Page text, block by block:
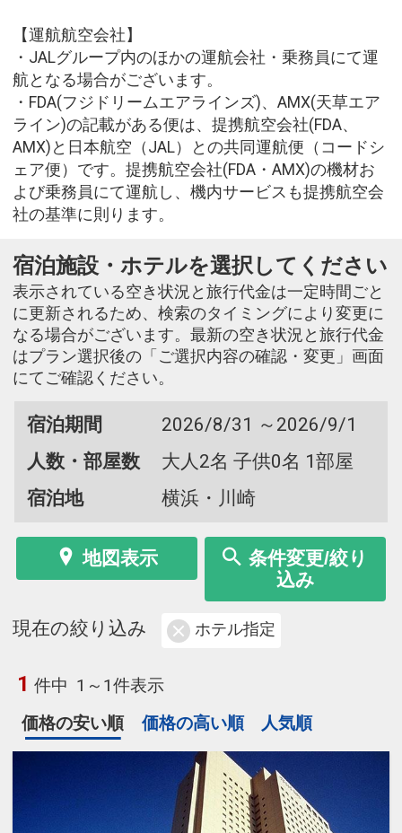
【運航航空会社】
・JALグループ内のほかの運航会社・乗務員にて運
航となる場合がございます。
・FDA(フジドリームエアラインズ)、AMX(天草エア
ライン)の記載がある便は、提携航空会社(FDA、
AMX)と日本航空（JAL）との共同運航便（コードシ
ェア便）です。提携航空会社(FDA・AMX)の機材お
よび乗務員にて運航し、機内サービスも提携航空会
社の基準に則ります。
宿泊施設・ホテルを選択してください
表示されている空き状況と旅行代金は一定時間ごと
に更新されるため、検索のタイミングにより変更に
なる場合がございます。最新の空き状況と旅行代金
はプラン選択後の「ご選択内容の確認・変更」画面
にてご確認ください。
宿泊期間
2026/8/31 ～2026/9/1
人数・部屋数
大人2名 子供0名 1部屋
宿泊地
横浜・川崎
地図表示
条件変更/絞り
込み
現在の絞り込み ホテル指定
1 件中 1～1件表示
価格の安い順
価格の高い順 人気順